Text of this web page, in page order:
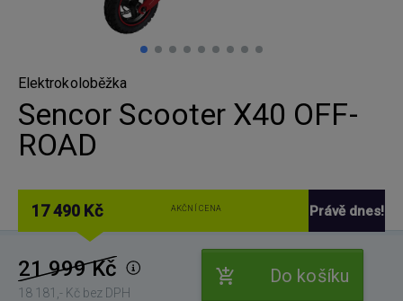
Elektrokoloběžka
Sencor Scooter X40 OFF-
ROAD
17 490 Kč AKČNÍ CENA Právě dnes!
21 999 Kč
18 181,- Kč bez DPH
Do košíku